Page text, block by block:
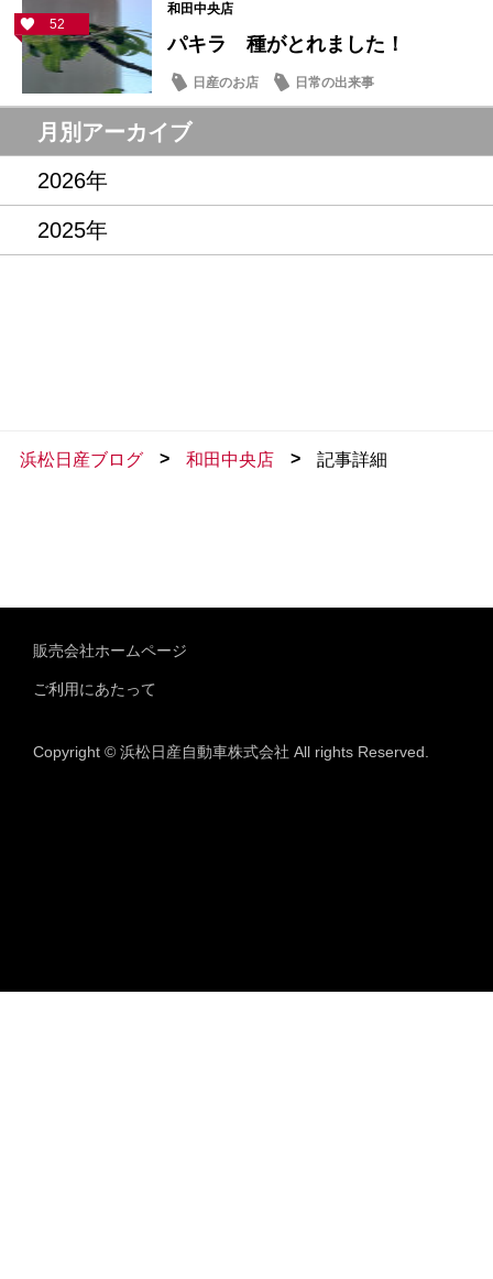
52
和田中央店
パキラ 種がとれました！
日産のお店 日常の出来事
月別アーカイブ
2026年
2025年
浜松日産ブログ > 和田中央店 > 記事詳細
販売会社ホームページ
ご利用にあたって
Copyright © 浜松日産自動車株式会社 All rights Reserved.